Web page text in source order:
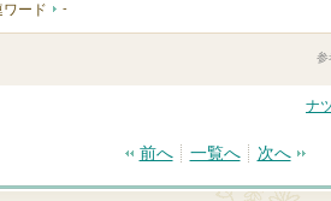
ワード -
参
ナ
前へ 一覧へ 次へ